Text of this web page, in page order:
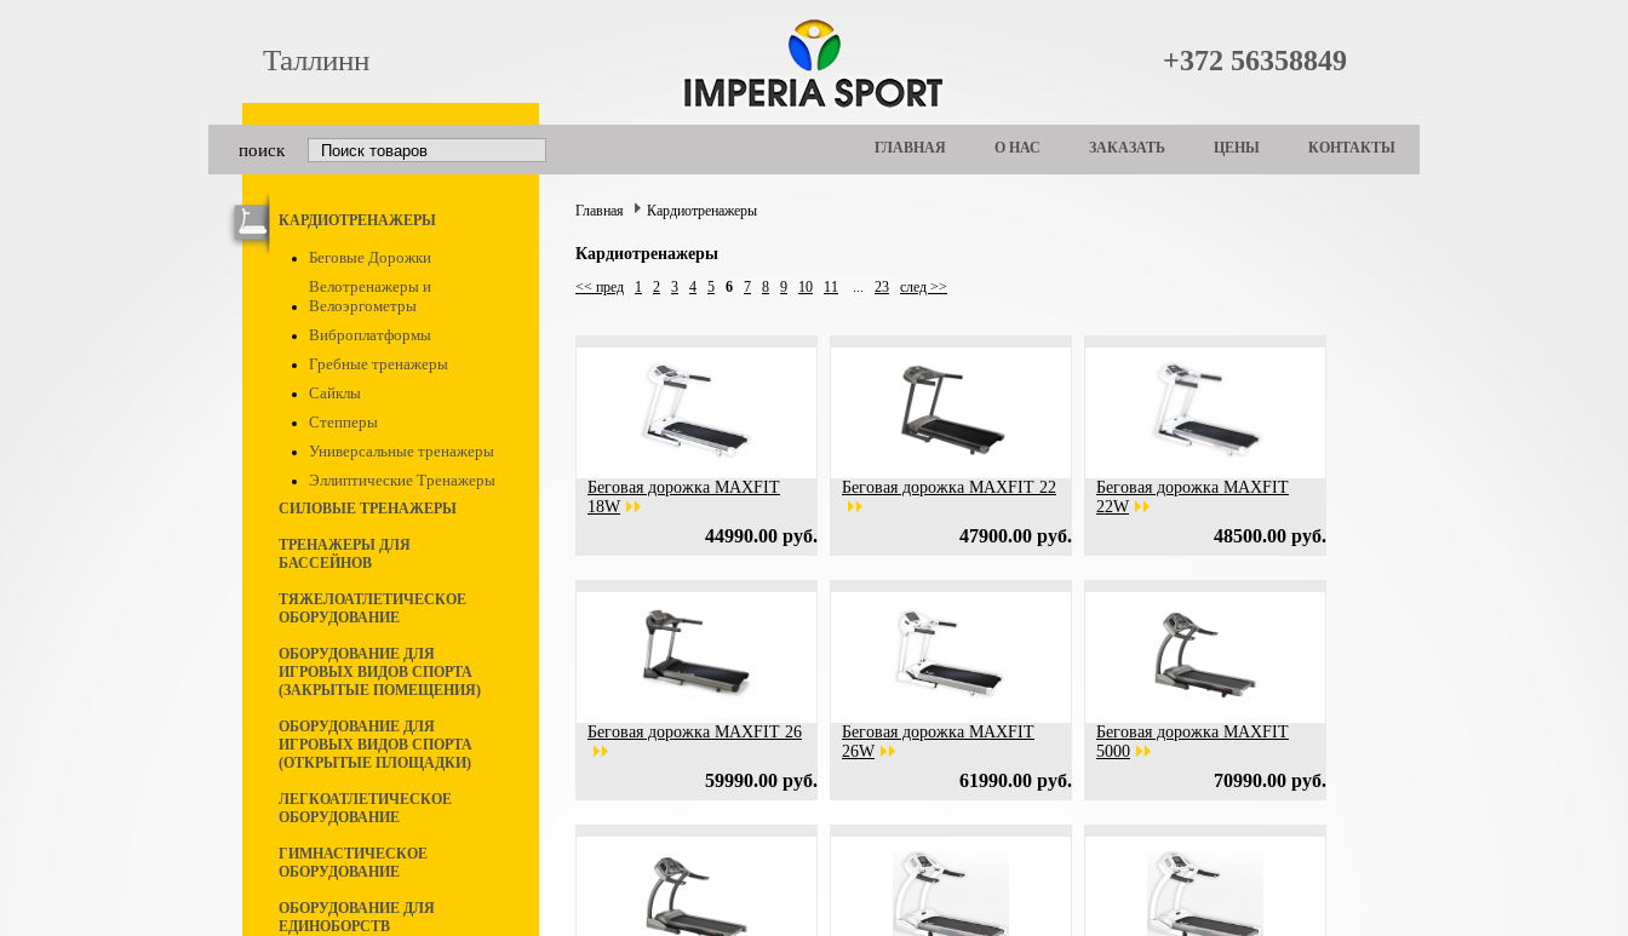
Таллинн +372 56358849
поиск ГЛАВНАЯ О НАС ЗАКАЗАТЬ ЦЕНЫ КОНТАКТЫ
КАРДИОТРЕНАЖЕРЫ
Беговые Дорожки
Велотренажеры и
Велоэргометры
Виброплатформы
Гребные тренажеры
Сайклы
Степперы
Универсальные тренажеры
Эллиптические Тренажеры
СИЛОВЫЕ ТРЕНАЖЕРЫ
ТРЕНАЖЕРЫ ДЛЯ
БАССЕЙНОВ
ТЯЖЕЛОАТЛЕТИЧЕСКОЕ
ОБОРУДОВАНИЕ
ОБОРУДОВАНИЕ ДЛЯ
ИГРОВЫХ ВИДОВ СПОРТА
(ЗАКРЫТЫЕ ПОМЕЩЕНИЯ)
ОБОРУДОВАНИЕ ДЛЯ
ИГРОВЫХ ВИДОВ СПОРТА
(ОТКРЫТЫЕ ПЛОЩАДКИ)
ЛЕГКОАТЛЕТИЧЕСКОЕ
ОБОРУДОВАНИЕ
ГИМНАСТИЧЕСКОЕ
ОБОРУДОВАНИЕ
ОБОРУДОВАНИЕ ДЛЯ
ЕДИНОБОРСТВ
Главная Кардиотренажеры
Кардиотренажеры
<< пред 1 2 3 4 5 6 7 8 9 10 11 ... 23 след >>
Беговая дорожка MAXFIT
18W
44990.00 руб.
Беговая дорожка MAXFIT 22
47900.00 руб.
Беговая дорожка MAXFIT
22W
48500.00 руб.
Беговая дорожка MAXFIT 26
59990.00 руб.
Беговая дорожка MAXFIT
26W
61990.00 руб.
Беговая дорожка MAXFIT
5000
70990.00 руб.